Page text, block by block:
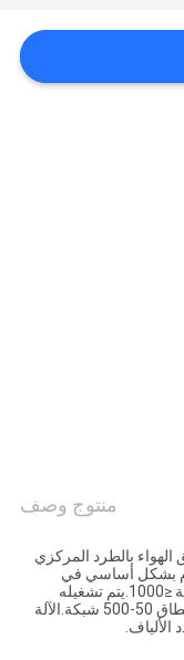
منتوج وصف
بالطرد المركزي
بشكل أساسي في
وظيفة الغربلة وتتميز بأقصى حجم لشبكة الغربلة ≤1000.يتم تشغيله
بالكهرباء ومناسب لغربلة المسحوق الناعم في نطاق 50-500 شبكة.الآلة
الألياف.